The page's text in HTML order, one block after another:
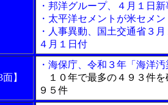
・邦洋グループ、４月１日
・太平洋セメントが米セメ
・人事異動、国土交通省３
４月１日付
】
・海保庁、令和３年「海洋
１０年で最多の４９３件を
９５件